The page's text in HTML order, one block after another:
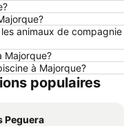
Málaga
La Haye
Majorque
Ténérife
Ibiza
animaux de compagnie
Majorque?
à Majorque?
populaires
Peguera